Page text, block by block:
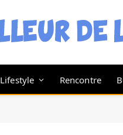
Lifestyle Rencontre